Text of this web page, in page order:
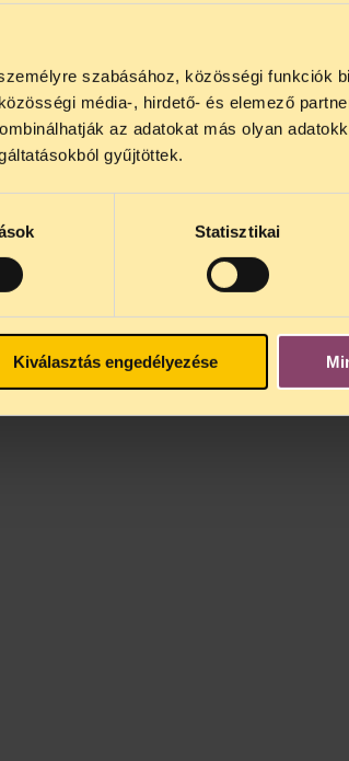
szabásához, közösségi funkciók
média-, hirdető- és elemező
az adatokat más olyan
gyűjtöttek.
Statisztikai
Kiválasztás engedélyezése
az elmarasztaló
kapcsolatban.
(Index.hu)